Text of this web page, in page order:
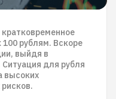
рублям. Вскоре
выйдя в
для рубля
высоких